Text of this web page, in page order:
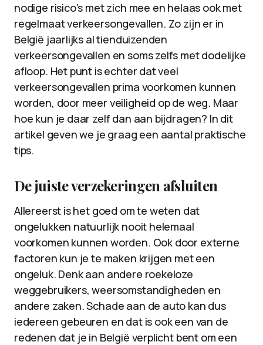
nodige risico’s met zich mee en helaas ook met
regelmaat verkeersongevallen. Zo zijn er in
België jaarlijks al tienduizenden
verkeersongevallen en soms zelfs met dodelijke
afloop. Het punt is echter dat veel
verkeersongevallen prima voorkomen kunnen
worden, door meer veiligheid op de weg. Maar
hoe kun je daar zelf dan aan bijdragen? In dit
artikel geven we je graag een aantal praktische
tips.
De juiste verzekeringen afsluiten
Allereerst is het goed om te weten dat
ongelukken natuurlijk nooit helemaal
voorkomen kunnen worden. Ook door externe
factoren kun je te maken krijgen met een
ongeluk. Denk aan andere roekeloze
weggebruikers, weersomstandigheden en
andere zaken. Schade aan de auto kan dus
iedereen gebeuren en dat is ook een van de
redenen dat je in België verplicht bent om een